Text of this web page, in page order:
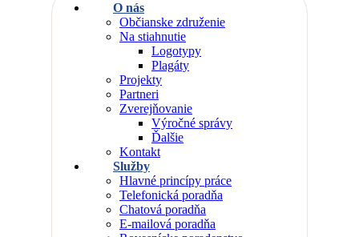
O nás
Občianske združenie
Na stiahnutie
Logotypy
Plagáty
Projekty
Partneri
Zverejňovanie
Výročné správy
Ďalšie
Kontakt
Služby
Hlavné princípy práce
Telefonická poradňa
Chatová poradňa
E-mailová poradňa